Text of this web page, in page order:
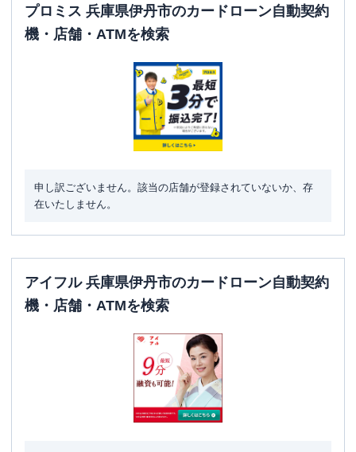
プロミス 兵庫県伊丹市のカードローン自動契約
機・店舗・ATMを検索
申し訳ございません。該当の店舗が登録されていないか、存
在いたしません。
アイフル 兵庫県伊丹市のカードローン自動契約
機・店舗・ATMを検索